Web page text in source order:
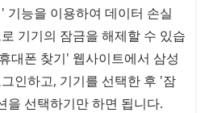
기능을 이용하여 데이터 손실
기기의 잠금을 해제할 수 있습
대폰 찾기' 웹사이트에서 삼성
인하고, 기기를 선택한 후 '잠
을 선택하기만 하면 됩니다.